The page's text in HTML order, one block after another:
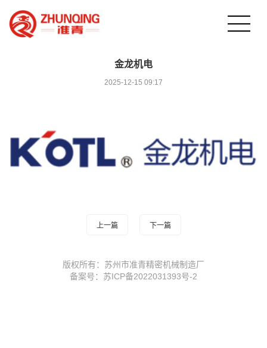
金龙机电
2025-12-15 09:17
上一篇 下一篇
版权所有：苏州市准青精密机械制造厂
备案号：苏ICP备2022031393号-2